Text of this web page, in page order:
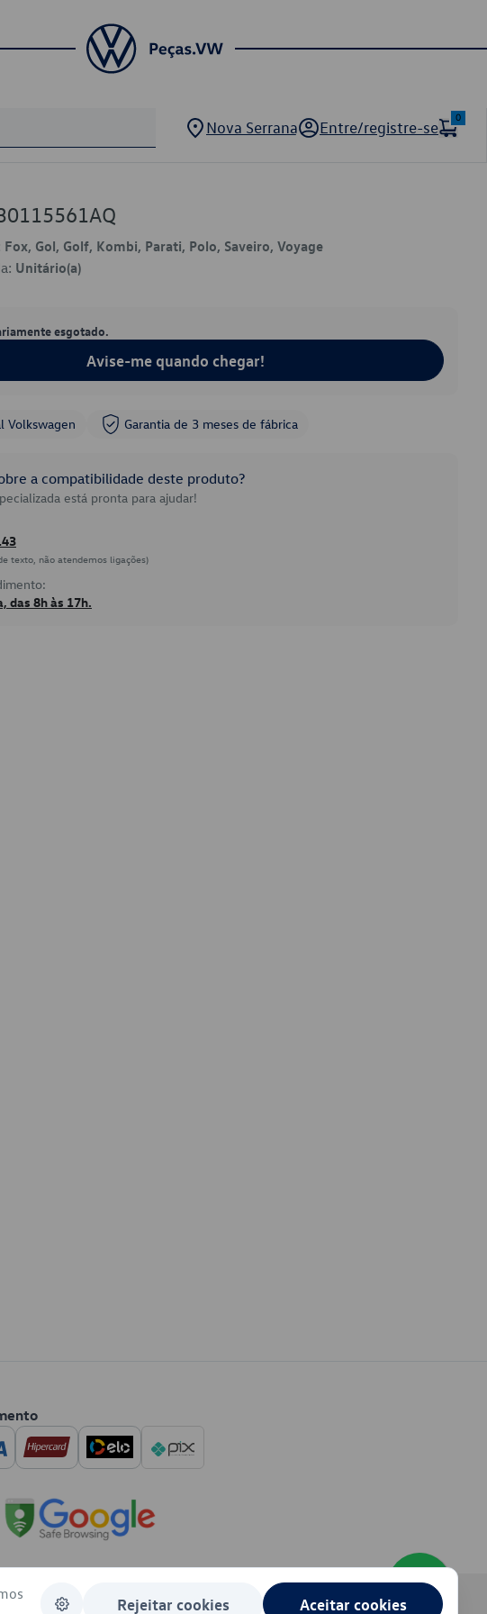
Nova Serrana Entre/registre-se
0
Fox, Gol, Golf, Kombi, Parati, Polo, Saveiro, Voyage
Unitário(a)
esgotado.
Avise-me quando chegar!
Volkswagen Garantia de 3 meses de fábrica
a compatibilidade deste produto?
está pronta para ajudar!
texto, não atendemos ligações)
das 8h às 17h.
Rejeitar cookies Aceitar cookies